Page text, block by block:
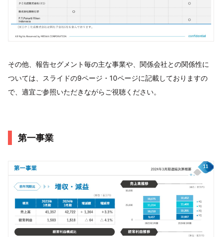
その他、報告セグメント毎の主な事業や、関係会社との関係性に
ついては、スライドの9ページ・10ページに記載しておりますの
で、適宜ご参照いただきながらご視聴ください。
第一事業